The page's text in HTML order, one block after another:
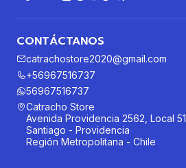
CONTÁCTANOS
catrachostore2020@gmail.com
+56967516737
56967516737
Catracho Store
Avenida Providencia 2562, Local 51
Santiago - Providencia
Región Metropolitana - Chile